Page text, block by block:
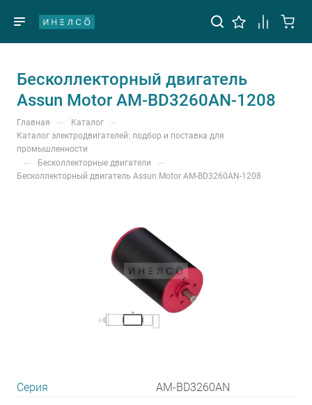
Бесколлекторный двигатель
Assun Motor AM-BD3260AN-1208
Главная — Каталог —
Каталог электродвигателей: подбор и поставка для
промышленности
— Бесколлекторные двигатели —
Бесколлекторный двигатель Assun Motor AM-BD3260AN-1208
Серия
AM-BD3260AN